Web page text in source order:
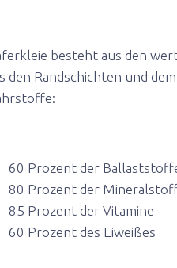
besteht aus den
den Randschichten und
60 Prozent der
80 Prozent der
85 Prozent der Vitamine
60 Prozent des Eiweißes